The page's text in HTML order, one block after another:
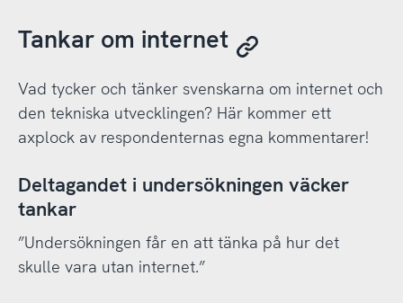
Tankar om internet
Vad tycker och tänker svenskarna om internet och
den tekniska utvecklingen? Här kommer ett
axplock av respondenternas egna kommentarer!
Deltagandet i undersökningen väcker
tankar
”Undersökningen får en att tänka på hur det
skulle vara utan internet.”